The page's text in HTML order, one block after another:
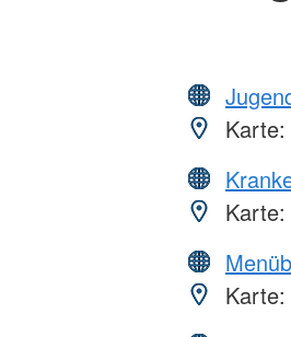
Karte:
Karte:
Karte: